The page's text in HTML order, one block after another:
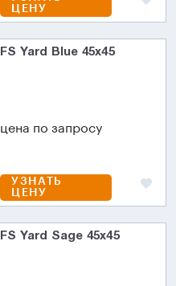
ЦЕНУ
FS Yard Blue 45x45
цена по запросу
УЗНАТЬ
ЦЕНУ
FS Yard Sage 45x45